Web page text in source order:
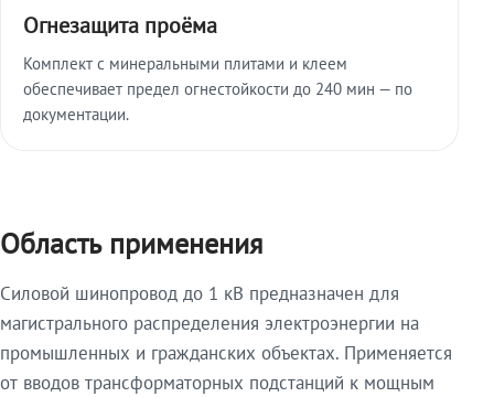
Огнезащита проёма
Комплект с минеральными плитами и клеем
обеспечивает предел огнестойкости до 240 мин — по
документации.
Область применения
Силовой шинопровод до 1 кВ предназначен для
магистрального распределения электроэнергии на
промышленных и гражданских объектах. Применяется
от вводов трансформаторных подстанций к мощным